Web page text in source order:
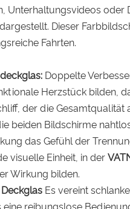
Unterhaltungsvideos oder
Dieser
Fahrten.
Doppelte
Herzstück bilden,
der die
beiden Bildschirme
das Gefühl der
visuelle Einheit, in der
Wirkung bilden.
Deckglas Es vereint